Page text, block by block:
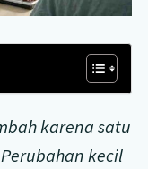
karena satu
kecil